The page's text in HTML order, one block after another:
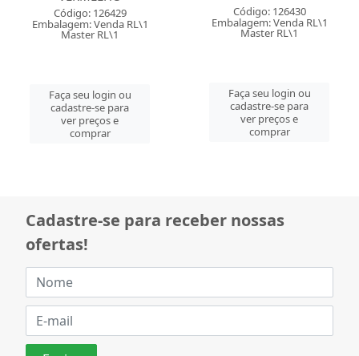
Código: 126429
Embalagem: Venda RL\1
Master RL\1
Faça seu login ou
cadastre-se para
ver preços e
comprar
Código: 126430
Embalagem: Venda RL\1
Master RL\1
Faça seu login ou
cadastre-se para
ver preços e
comprar
Cadastre-se para receber nossas
ofertas!